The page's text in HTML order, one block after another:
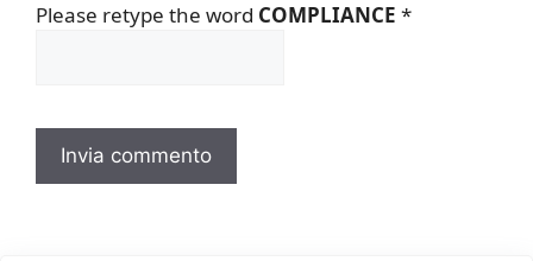
Please retype the word COMPLIANCE *